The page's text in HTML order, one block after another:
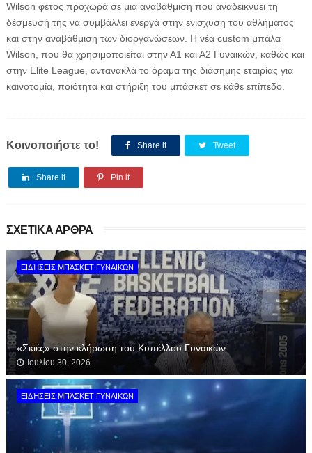
Wilson φέτος προχωρά σε μια αναβάθμιση που αναδεικνύει τη
δέσμευσή της να συμβάλλει ενεργά στην ενίσχυση του αθλήματος
και στην αναβάθμιση των διοργανώσεων. Η νέα custom μπάλα
Wilson, που θα χρησιμοποιείται στην Α1 και Α2 Γυναικών, καθώς και
στην Elite League, αντανακλά το όραμα της διάσημης εταιρίας για
καινοτομία, ποιότητα και στήριξη του μπάσκετ σε κάθε επίπεδο.
Κοινοποιήστε το! Share it Tweet
Share it Pin it
ΣΧΕΤΙΚΑ ΑΡΘΡΑ
ΕΙΔΉΣΕΙΣ ΜΠΆΣΚΕΤ ΓΥΝΑΙΚΏΝ
«Σκιές» στην κλήρωση του Κυπέλλου Γυναικών
Ιουλίου 30, 2026
ΕΙΔΉΣΕΙΣ ΜΠΆΣΚΕΤ ΓΥΝΑΙΚΏΝ